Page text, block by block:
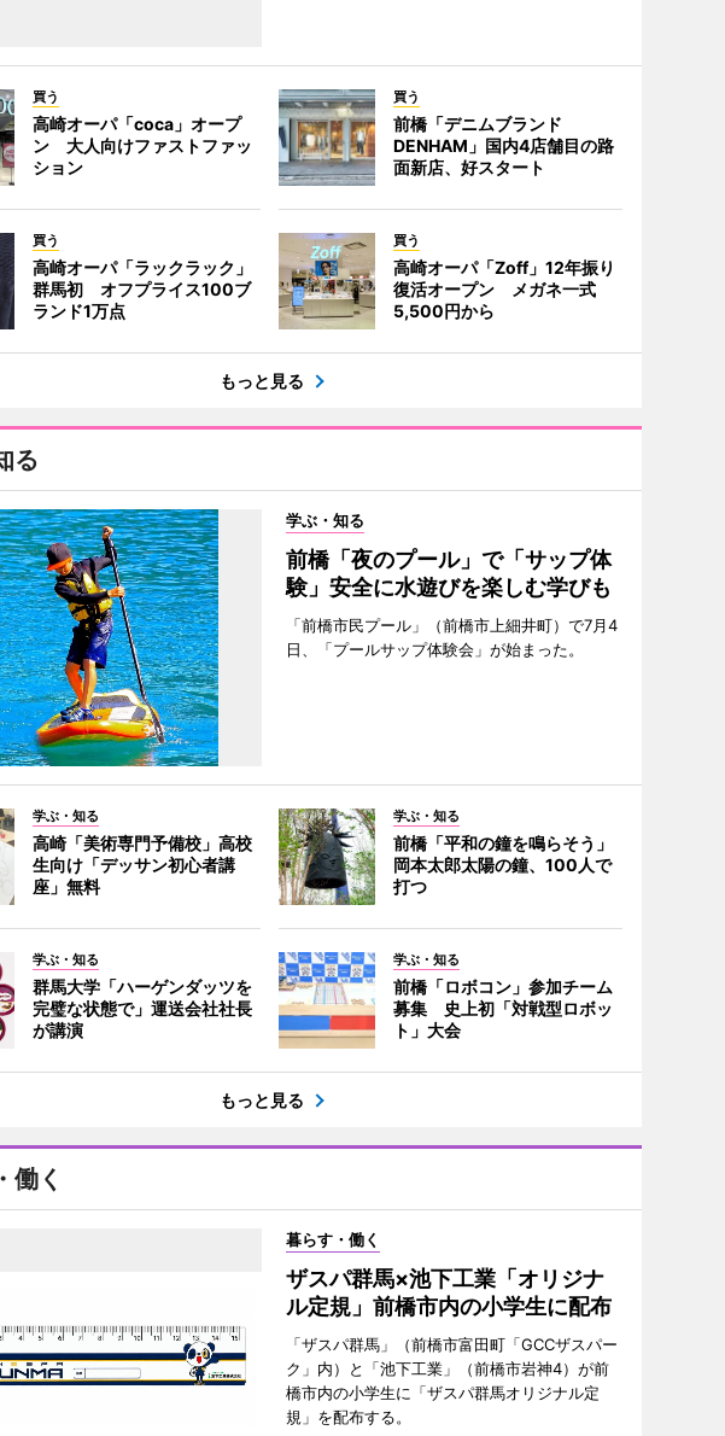
買う
高崎オーパ「coca」オープ
ン 大人向けファストファッ
ション
買う
前橋「デニムブランド
DENHAM」国内4店舗目の路
面新店、好スタート
買う
高崎オーパ「ラックラック」
群馬初 オフプライス100ブ
ランド1万点
買う
高崎オーパ「Zoff」12年振り
復活オープン メガネ一式
5,500円から
もっと見る
る
学ぶ・知る
前橋「夜のプール」で「サップ体
験」安全に水遊びを楽しむ学びも
「前橋市民プール」（前橋市上細井町）で7月4
日、「プールサップ体験会」が始まった。
学ぶ・知る
高崎「美術専門予備校」高校
生向け「デッサン初心者講
座」無料
学ぶ・知る
前橋「平和の鐘を鳴らそう」
岡本太郎太陽の鐘、100人で
打つ
学ぶ・知る
群馬大学「ハーゲンダッツを
完璧な状態で」運送会社社長
が講演
学ぶ・知る
前橋「ロボコン」参加チーム
募集 史上初「対戦型ロボッ
ト」大会
もっと見る
働く
暮らす・働く
ザスパ群馬×池下工業「オリジナ
ル定規」前橋市内の小学生に配布
「ザスパ群馬」（前橋市富田町「GCCザスパー
ク」内）と「池下工業」（前橋市岩神4）が前
橋市内の小学生に「ザスパ群馬オリジナル定
規」を配布する。